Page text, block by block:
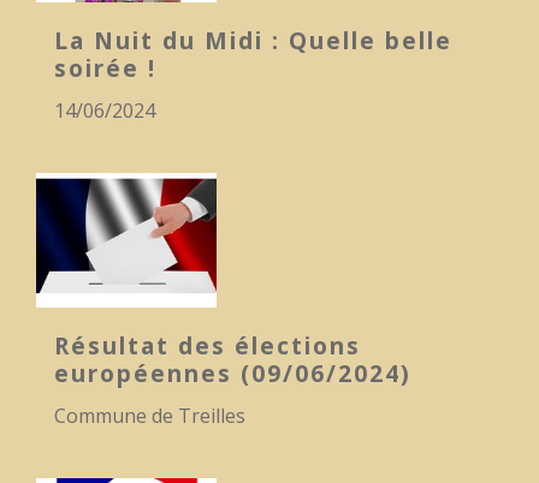
La Nuit du Midi : Quelle belle
soirée !
14/06/2024
Résultat des élections
européennes (09/06/2024)
Commune de Treilles